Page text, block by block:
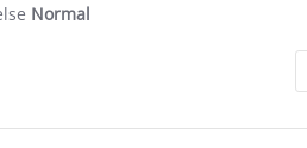
Normal